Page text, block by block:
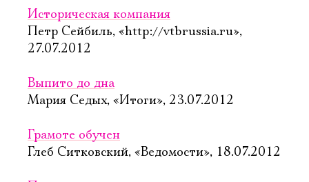
Историческая компания
Петр Сейбиль, «http://vtbrussia.ru»,
27.07.2012
Выпито до дна
Мария Седых, «Итоги», 23.07.2012
Грамоте обучен
Глеб Ситковский, «Ведомости», 18.07.2012